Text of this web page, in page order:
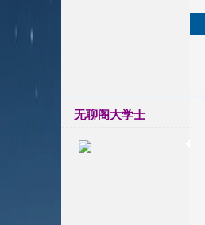
无聊阁大学士